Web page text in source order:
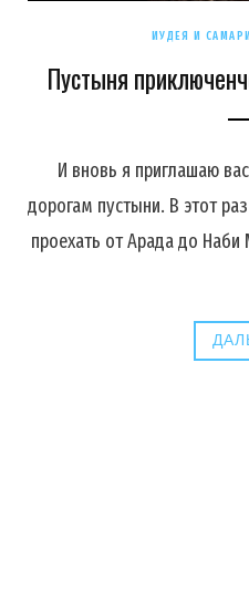
ИУДЕЯ И
Пустыня
И вновь я приглашаю
дорогам пустыни. В этот
проехать от Арада до